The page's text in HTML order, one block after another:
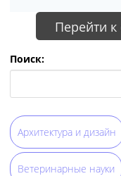
Перейти
Поиск:
Архитектура и дизайн
Ветеринарные науки